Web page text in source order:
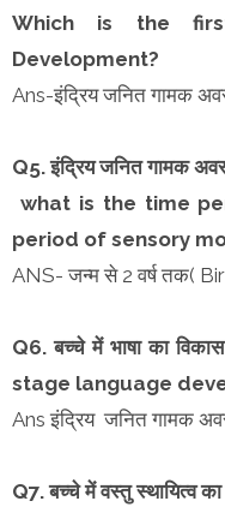
Which is the
Development?
Ans-इंद्रिय जनित गामक
Q5. इंद्रिय जनित गामक
what is the time
period of sensory
ANS- जन्म से 2 वर्ष तक(
Q6. बच्चे में भाषा का
stage language
Ans इंद्रिय जनित गामक
Q7. बच्चे में वस्तु स्थायित्व